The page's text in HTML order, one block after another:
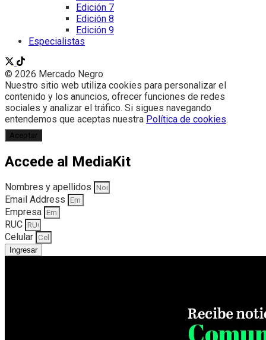
Edición 7
Edición 8
Edición 9
Especialistas
© 2026 Mercado Negro
Nuestro sitio web utiliza cookies para personalizar el
contenido y los anuncios, ofrecer funciones de redes
sociales y analizar el tráfico. Si sigues navegando
entendemos que aceptas nuestra Política de cookies.
Aceptar
Accede al MediaKit
Nombres y apellidos
Email Address
Empresa
RUC
Celular
Ingresar